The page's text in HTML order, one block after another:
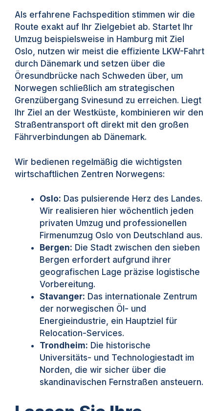
Als erfahrene Fachspedition stimmen wir die
Route exakt auf Ihr Zielgebiet ab. Startet Ihr
Umzug beispielsweise in Hamburg mit Ziel
Oslo, nutzen wir meist die effiziente LKW-Fahrt
durch Dänemark und setzen über die
Öresundbrücke nach Schweden über, um
Norwegen schließlich am strategischen
Grenzübergang Svinesund zu erreichen. Liegt
Ihr Ziel an der Westküste, kombinieren wir den
Straßentransport oft direkt mit den großen
Fährverbindungen ab Dänemark.
Wir bedienen regelmäßig die wichtigsten
wirtschaftlichen Zentren Norwegens:
Oslo: Das pulsierende Herz des Landes.
Wir realisieren hier wöchentlich jeden
privaten Umzug und professionellen
Firmenumzug Oslo von Deutschland aus.
Bergen: Die Stadt zwischen den sieben
Bergen erfordert aufgrund ihrer
geografischen Lage präzise logistische
Vorbereitung.
Stavanger: Das internationale Zentrum
der norwegischen Öl- und
Energieindustrie, ein Hauptziel für
Relocation-Services.
Trondheim: Die historische
Universitäts- und Technologiestadt im
Norden, die wir sicher über die
skandinavischen Fernstraßen ansteuern.